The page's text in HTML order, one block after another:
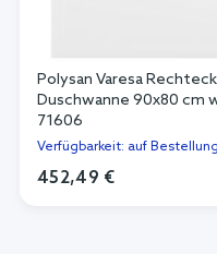
Polysan Varesa
Duschwanne 90x80 cm
71606
Verfügbarkeit: auf Bestellung
452,49 €